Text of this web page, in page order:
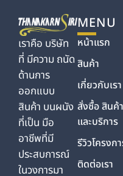
เราคือ บริษัท
ที่ มีความ ถนัด
ด้านการ
ออกแบบ
สินค้า บนผนัง
ที่เป็น มือ
อาชีพที่มี
ประสบการณ์
ในวงการมา
MENU
หน้าแรก
สินค้า
เกี่ยวกับเรา
สั่งซื้อ สินค้า
และบริการ
รีวิวโครงก
ติดต่อเรา